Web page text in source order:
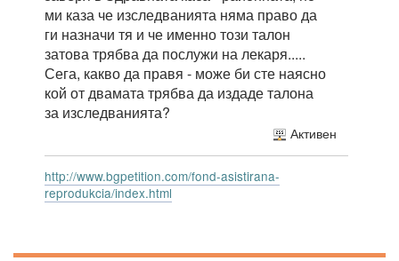
ми каза че изследванията няма право да
ги назначи тя и че именно този талон
затова трябва да послужи на лекаря.....
Сега, какво да правя - може би сте наясно
кой от двамата трябва да издаде талона
за изследванията?
Активен
http://www.bgpetition.com/fond-asistirana-
reprodukcia/index.html